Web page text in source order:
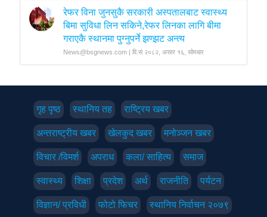
रेफर विना जुनसुकै सरकारी अस्पतालबाट स्वास्थ्य
बिमा सुविधा लिन सकिने,रेफर लिनका लागि बीमा
गराएकै स्थानमा पुग्नुपर्ने झण्झट अन्त्य
News@bsgnews.com | वि.सं २०८२, असार १६, सोमबार
गृह पृष्‍ठ स्थानिय तह राष्ट्रिय खबर
अन्तराष्ट्रीय खबर खेलकुद खबर मनोञ्जन खबर
विचार /विमर्श अपराध कला/ साहित्य समाज
स्वास्थ्य शिक्षा प्रदेश अर्थ राजनीति पर्यटन
विज्ञान/ प्रविधी फोटो फिचर स्थानिय निर्वाचन २०७९